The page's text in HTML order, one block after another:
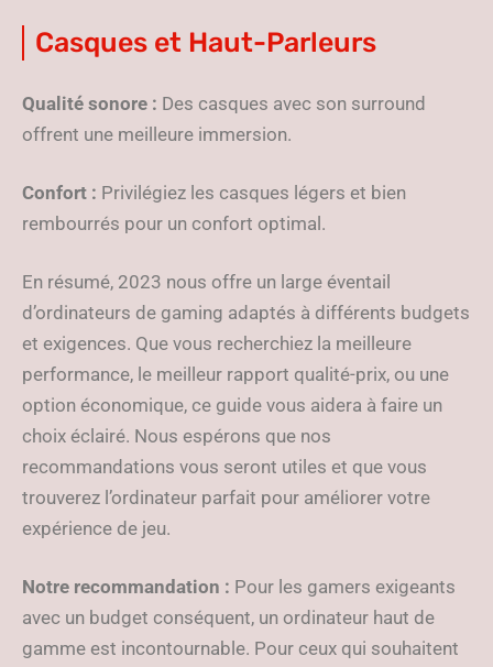
Casques et Haut-Parleurs
Qualité sonore : Des casques avec son surround
offrent une meilleure immersion.
Confort : Privilégiez les casques légers et bien
rembourrés pour un confort optimal.
En résumé, 2023 nous offre un large éventail
d’ordinateurs de gaming adaptés à différents budgets
et exigences. Que vous recherchiez la meilleure
performance, le meilleur rapport qualité-prix, ou une
option économique, ce guide vous aidera à faire un
choix éclairé. Nous espérons que nos
recommandations vous seront utiles et que vous
trouverez l’ordinateur parfait pour améliorer votre
expérience de jeu.
Notre recommandation : Pour les gamers exigeants
avec un budget conséquent, un ordinateur haut de
gamme est incontournable. Pour ceux qui souhaitent